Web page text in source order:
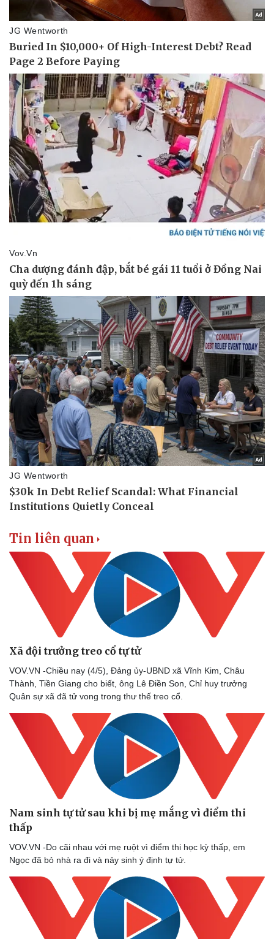
Pháp luật
Vụ án
Tin nóng
Tư vấn luật
Vũ khí
Việt Nam
Phân tích
Thể thao
Bóng đá
Ô tô - Xe máy
Ô tô
Tin liên quan
Xã đội trưởng treo cổ tự tử
VOV.VN -Chiều nay (4/5), Đảng ủy-UBND xã Vĩnh Kim, Châu
Thành, Tiền Giang cho biết, ông Lê Điền Son, Chỉ huy trưởng
Quân sự xã đã tử vong trong thư thế treo cổ.
Nam sinh tự tử sau khi bị mẹ mắng vì điểm thi
thấp
VOV.VN -Do cãi nhau với mẹ ruột vì điểm thi học kỳ thấp, em
Ngọc đã bỏ nhà ra đi và nảy sinh ý định tự tử.